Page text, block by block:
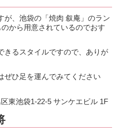
が、池袋の「焼肉 叙庵」のラン
から用意されているのでおす
きるスタイルですので、ありが
ぜひ足を運んでみてください
東池袋1-22-5 サンケエビル 1F